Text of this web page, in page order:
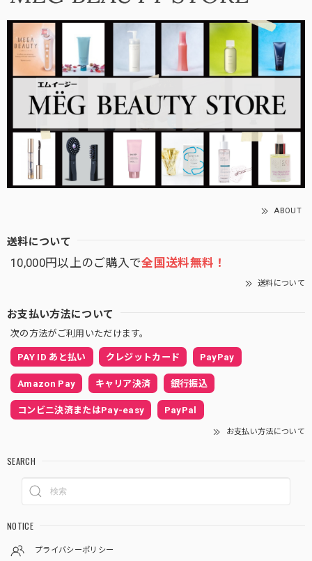
ABOUT
送料について
10,000円以上のご購入で全国送料無料！
送料について
お支払い方法について
次の方法がご利用いただけます。
PAY ID あと払い クレジットカード PayPay
Amazon Pay キャリア決済 銀行振込
コンビニ決済またはPay-easy PayPal
お支払い方法について
SEARCH
NOTICE
プライバシーポリシー